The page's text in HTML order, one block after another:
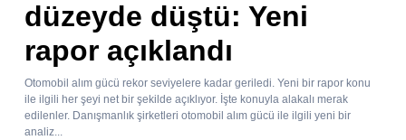
düzeyde düştü: Yeni
rapor açıklandı
Otomobil alım gücü rekor seviyelere kadar geriledi. Yeni bir rapor konu
ile ilgili her şeyi net bir şekilde açıklıyor. İşte konuyla alakalı merak
edilenler. Danışmanlık şirketleri otomobil alım gücü ile ilgili yeni bir
analiz...